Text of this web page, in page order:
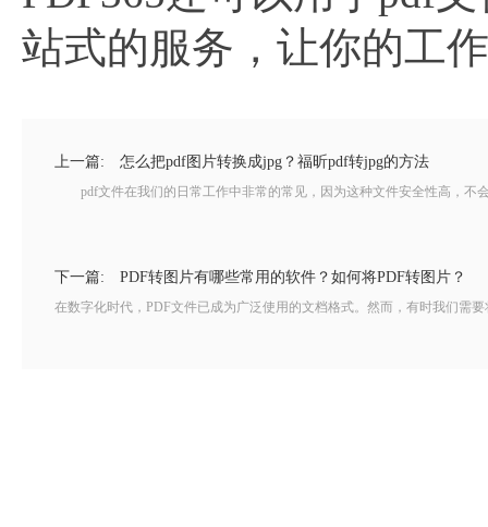
站式的服务，让你的工
上一篇: 怎么把pdf图片转换成jpg？福昕pdf转jpg的方法
pdf文件在我们的日常工作中非常的常见，因为这种文件安全性高，不
下一篇: PDF转图片有哪些常用的软件？如何将PDF转图片？
在数字化时代，PDF文件已成为广泛使用的文档格式。然而，有时我们需